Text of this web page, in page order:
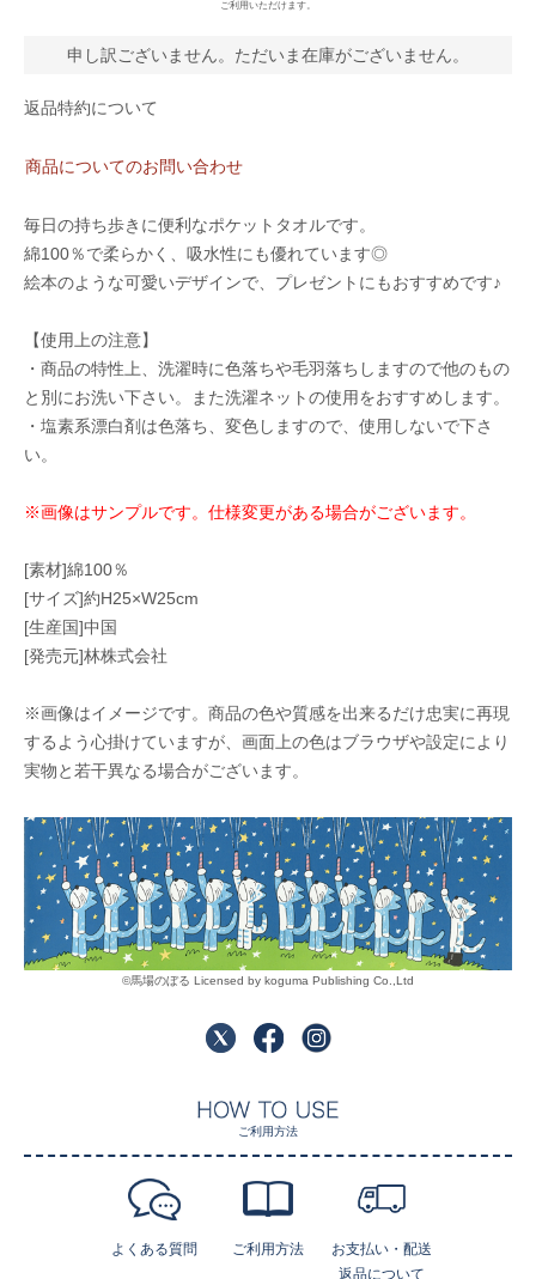
ご利用いただけます。
申し訳ございません。ただいま在庫がございません。
返品特約について
商品についてのお問い合わせ
毎日の持ち歩きに便利なポケットタオルです。
綿100％で柔らかく、吸水性にも優れています◎
絵本のような可愛いデザインで、プレゼントにもおすすめです♪
【使用上の注意】
・商品の特性上、洗濯時に色落ちや毛羽落ちしますので他のもの
と別にお洗い下さい。また洗濯ネットの使用をおすすめします。
・塩素系漂白剤は色落ち、変色しますので、使用しないで下さ
い。
※画像はサンプルです。仕様変更がある場合がございます。
[素材]綿100％
[サイズ]約H25×W25cm
[生産国]中国
[発売元]林株式会社
※画像はイメージです。商品の色や質感を出来るだけ忠実に再現
するよう心掛けていますが、画面上の色はブラウザや設定により
実物と若干異なる場合がございます。
©馬場のぼる Licensed by koguma Publishing Co.,Ltd
ご利用方法
よくある質問 ご利用方法
お支払い・配送
返品について